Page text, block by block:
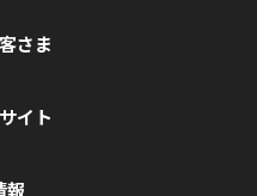
さま
イト
報